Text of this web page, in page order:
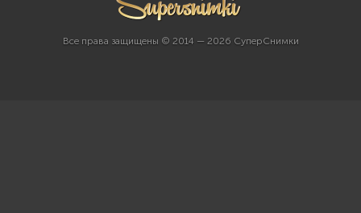
Все права защищены © 2014 — 2026 СуперСнимки